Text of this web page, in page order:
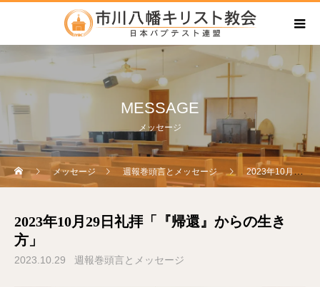
MESSAGE
メッセージ
メッセージ 週報巻頭言とメッセージ 2023年10月29日礼拝「『帰還』からの生き方」
2023年10月29日礼拝「『帰還』からの生き
方」
2023.10.29 週報巻頭言とメッセージ